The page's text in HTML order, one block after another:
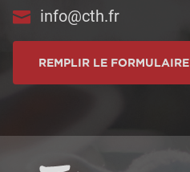
info@cth.fr
REMPLIR LE FORMULAIRE